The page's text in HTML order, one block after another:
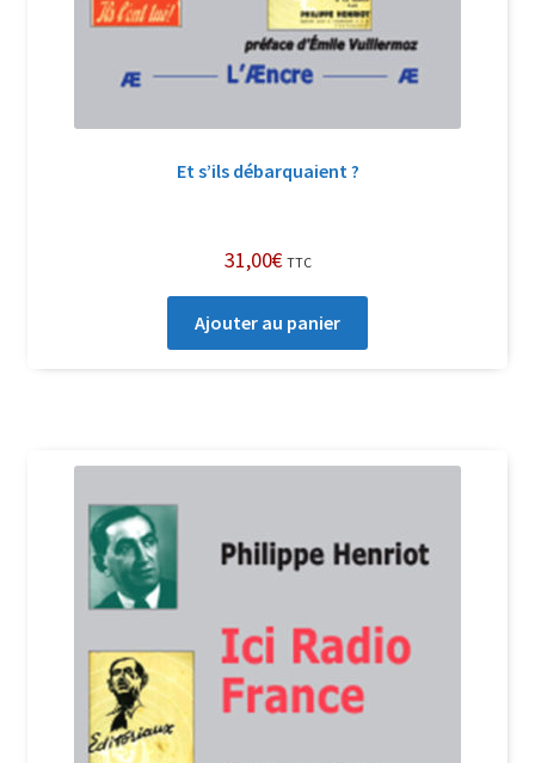
Et s’ils débarquaient ?
31,00€ TTC
Ajouter au panier